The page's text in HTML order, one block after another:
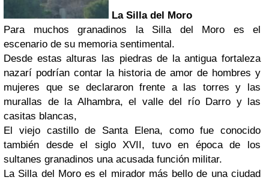
La Silla del Moro
Para muchos granadinos la Silla del Moro es el
escenario de su memoria sentimental.
Desde estas alturas las piedras de la antigua fortaleza
nazarí podrían contar la historia de amor de hombres y
mujeres que se declararon frente a las torres y las
murallas de la Alhambra, el valle del río Darro y las
casitas blancas,
El viejo castillo de Santa Elena, como fue conocido
también desde el siglo XVII, tuvo en época de los
sultanes granadinos una acusada función militar.
La Silla del Moro es el mirador más bello de una ciudad